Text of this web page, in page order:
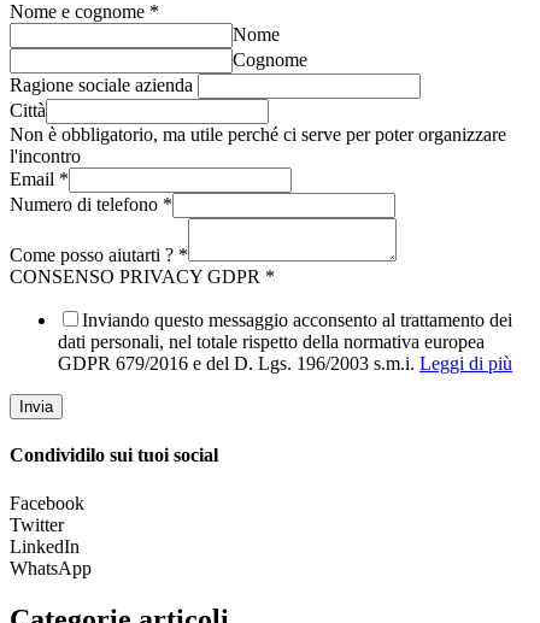
Nome e cognome *
Nome
Cognome
Ragione sociale azienda
Città
Non è obbligatorio, ma utile perché ci serve per poter organizzare
l'incontro
Email *
Numero di telefono *
Come posso aiutarti ? *
CONSENSO PRIVACY GDPR *
Inviando questo messaggio acconsento al trattamento dei
dati personali, nel totale rispetto della normativa europea
GDPR 679/2016 e del D. Lgs. 196/2003 s.m.i. Leggi di più
Invia
Condividilo sui tuoi social
Facebook
Twitter
LinkedIn
WhatsApp